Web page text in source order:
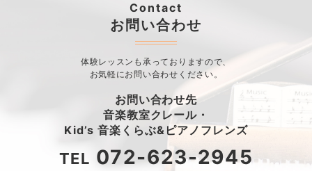
Contact
お問い合わせ
体験レッスンも承っておりますので、
お気軽にお問い合わせください。
お問い合わせ先
音楽教室クレール・
Kid’s 音楽くらぶ&ピアノフレンズ
TEL 072-623-2945